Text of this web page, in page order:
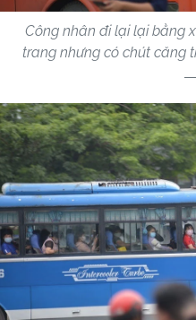
Công nhân đi lại lại bằng
trang nhưng có chút căng